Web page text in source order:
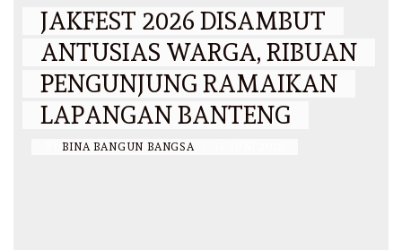
JAKFEST 2026 DISAMBUT
ANTUSIAS WARGA, RIBUAN
PENGUNJUNG RAMAIKAN
LAPANGAN BANTENG
BINA BANGUN BANGSA